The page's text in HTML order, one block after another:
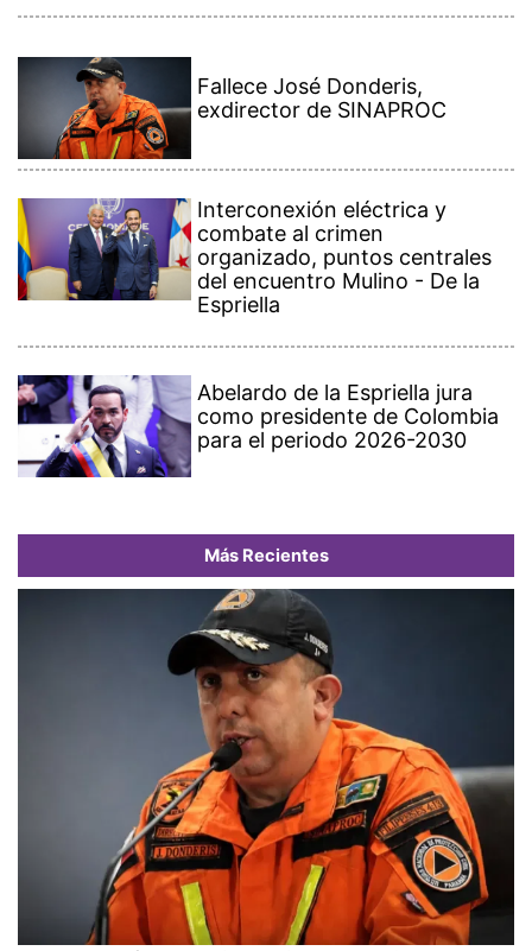
Fallece José Donderis,
exdirector de SINAPROC
Interconexión eléctrica y
combate al crimen
organizado, puntos centrales
del encuentro Mulino - De la
Espriella
Abelardo de la Espriella jura
como presidente de Colombia
para el periodo 2026-2030
Más Recientes